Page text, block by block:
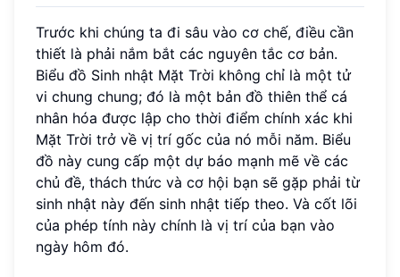
Trước khi chúng ta đi sâu vào cơ chế, điều cần
thiết là phải nắm bắt các nguyên tắc cơ bản.
Biểu đồ Sinh nhật Mặt Trời không chỉ là một tử
vi chung chung; đó là một bản đồ thiên thể cá
nhân hóa được lập cho thời điểm chính xác khi
Mặt Trời trở về vị trí gốc của nó mỗi năm. Biểu
đồ này cung cấp một dự báo mạnh mẽ về các
chủ đề, thách thức và cơ hội bạn sẽ gặp phải từ
sinh nhật này đến sinh nhật tiếp theo. Và cốt lõi
của phép tính này chính là vị trí của bạn vào
ngày hôm đó.